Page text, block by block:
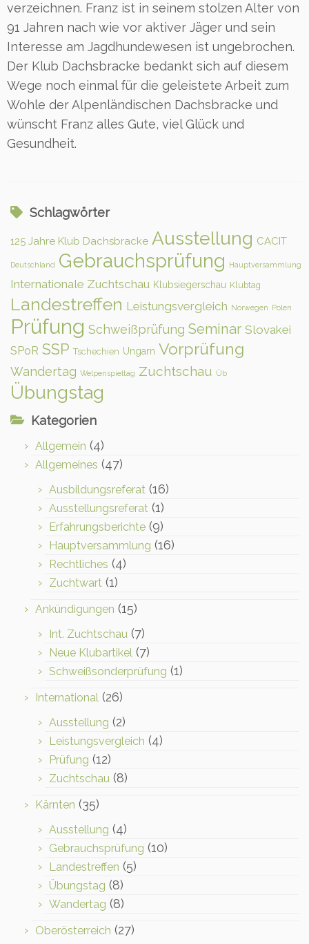
verzeichnen. Franz ist in seinem stolzen Alter von
91 Jahren nach wie vor aktiver Jäger und sein
Interesse am Jagdhundewesen ist ungebrochen.
Der Klub Dachsbracke bedankt sich auf diesem
Wege noch einmal für die geleistete Arbeit zum
Wohle der Alpenländischen Dachsbracke und
wünscht Franz alles Gute, viel Glück und
Gesundheit.
Schlagwörter
125 Jahre Klub Dachsbracke Ausstellung CACIT
Deutschland Gebrauchsprüfung Hauptversammlung
Internationale Zuchtschau Klubsiegerschau Klubtag
Landestreffen Leistungsvergleich Norwegen Polen
Prüfung Schweißprüfung Seminar Slovakei
SPoR SSP Tschechien Ungarn Vorprüfung
Wandertag Welpenspieltag Zuchtschau Üb
Übungstag
Kategorien
Allgemein (4)
Allgemeines (47)
Ausbildungsreferat (16)
Ausstellungsreferat (1)
Erfahrungsberichte (9)
Hauptversammlung (16)
Rechtliches (4)
Zuchtwart (1)
Ankündigungen (15)
Int. Zuchtschau (7)
Neue Klubartikel (7)
Schweißsonderprüfung (1)
International (26)
Ausstellung (2)
Leistungsvergleich (4)
Prüfung (12)
Zuchtschau (8)
Kärnten (35)
Ausstellung (4)
Gebrauchsprüfung (10)
Landestreffen (5)
Übungstag (8)
Wandertag (8)
Oberösterreich (27)